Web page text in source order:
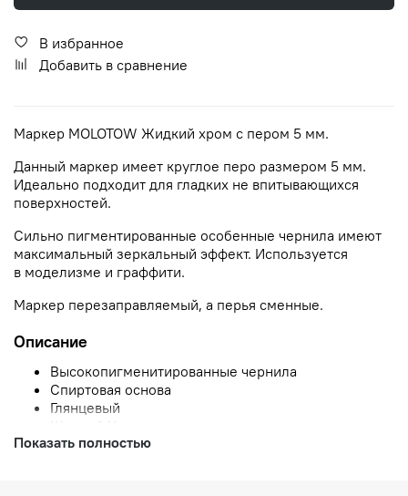
В избранное
Добавить в сравнение
Маркер MOLOTOW Жидкий хром с пером 5 мм.
Данный маркер имеет круглое перо размером 5 мм.
Идеально подходит для гладких не впитывающихся
поверхностей.
Сильно пигментированные особенные чернила имеют
максимальный зеркальный эффект. Используется
в моделизме и граффити.
Маркер перезаправляемый, а перья сменные.
Описание
Высокопигменитированные чернила
Спиртовая основа
Глянцевый
Жидкий Хром
Плотный цвет
Показать полностью